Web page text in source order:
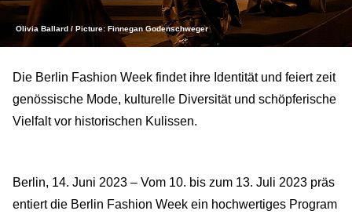
Olivia Ballard / Picture: Finnegan Godenschweger
Die Berlin Fashion Week findet ihre Identität und feiert zeit
genössische Mode, kulturelle Diversität und schöpferische
Vielfalt vor historischen Kulissen.
Berlin, 14. Juni 2023 – Vom 10. bis zum 13. Juli 2023 präs
entiert die Berlin Fashion Week ein hochwertiges Program